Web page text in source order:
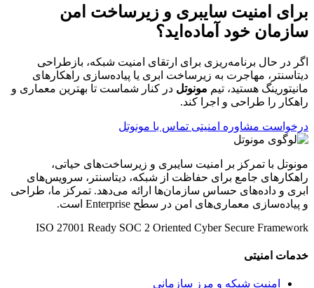
برای امنیت سایبری و زیرساخت امن
سازمان خود آماده‌اید؟
اگر در حال برنامه‌ریزی برای ارتقای امنیت شبکه، بازطراحی
دیتاسنتر، مهاجرت به زیرساخت ابری یا پیاده‌سازی راهکارهای
مانیتورینگ هستید، تیم مونوتل در کنار شماست تا بهترین معماری و
راهکار را طراحی و اجرا کند.
درخواست مشاوره امنیتی تماس با مونوتل
مونوتل با تمرکز بر امنیت سایبری و زیرساخت‌های حیاتی،
راهکارهای جامع برای حفاظت از شبکه، دیتاسنتر، سرویس‌های
ابری و داده‌های حساس سازمان‌ها ارائه می‌دهد. تمرکز ما، طراحی
و پیاده‌سازی معماری‌های امن در سطح Enterprise است.
ISO 27001 Ready SOC 2 Oriented Cyber Secure Framework
خدمات امنیتی
امنیت شبکه و مرز سازمانی